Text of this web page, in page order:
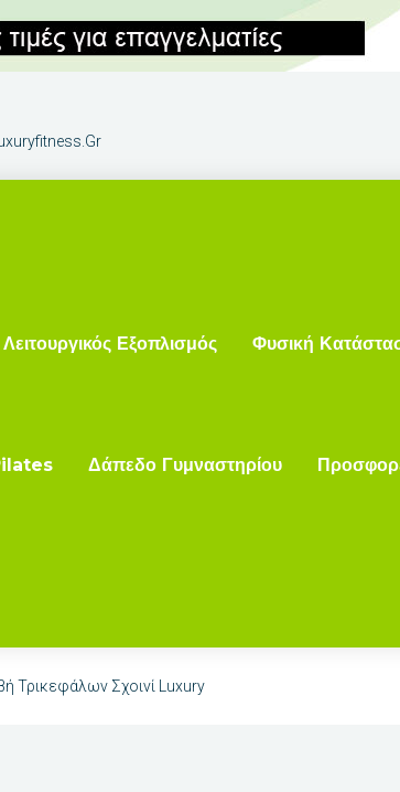
Λειτουργικός Εξοπλισμός Φυσική
Δάπεδο Γυμναστηρίου
Τρικεφάλων Σχοινί Luxury